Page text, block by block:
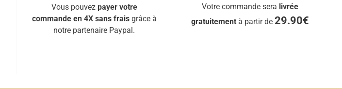
Vous pouvez payer votre
commande en 4X sans fraisgrâce à
notre partenaire Paypal.
Votre commande sera livrée
gratuitementà partir de 29.90€